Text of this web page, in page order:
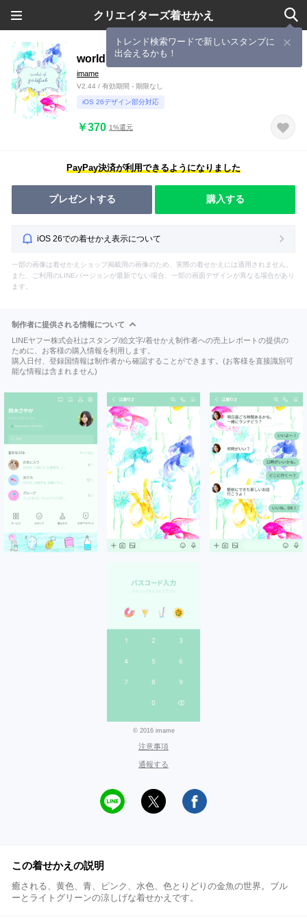
クリエイターズ着せかえ
トレンド検索ワードで新しいスタンプに
出会えるかも！
world of goldfish 〜金魚の世界〜
imame
V2.44 / 有効期間 - 期限なし
iOS 26デザイン部分対応
￥370 1%還元
PayPay決済が利用できるようになりました
プレゼントする 購入する
iOS 26での着せかえ表示について
一部の画像は着せかえショップ掲載用の画像のため、実際の着せかえには適用されません。
また、ご利用のLINEバージョンが最新でない場合、一部の画面デザインが異なる場合があり
ます。
制作者に提供される情報について
LINEヤフー株式会社はスタンプ/絵文字/着せかえ制作者への売上レポートの提供の
ために、お客様の購入情報を利用します。
購入日付、登録国情報は制作者から確認することができます。(お客様を直接識別可
能な情報は含まれません)
© 2016 imame
注意事項
通報する
この着せかえの説明
癒される、黄色、青、ピンク、水色、色とりどりの金魚の世界。ブル
ーとライトグリーンの涼しげな着せかえです。